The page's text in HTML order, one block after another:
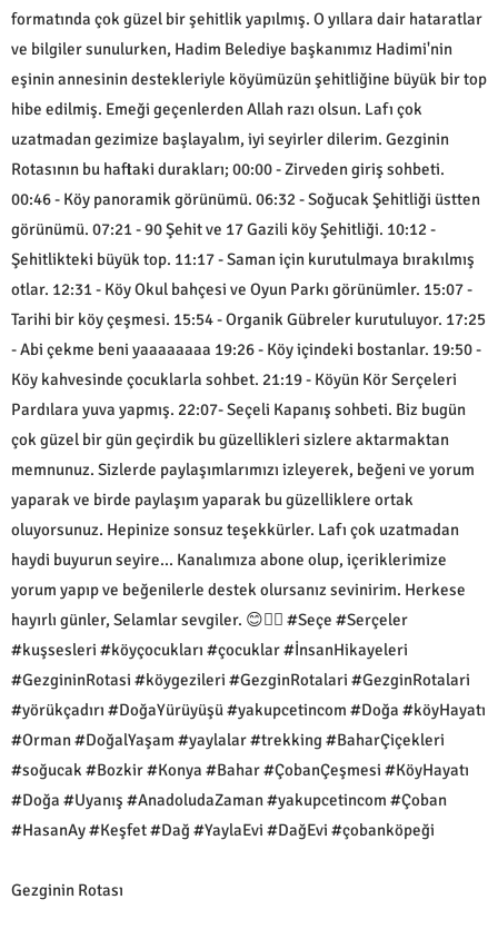
formatında çok güzel bir şehitlik yapılmış. O yıllara dair hataratlar
ve bilgiler sunulurken, Hadim Belediye başkanımız Hadimi'nin
eşinin annesinin destekleriyle köyümüzün şehitliğine büyük bir top
hibe edilmiş. Emeği geçenlerden Allah razı olsun. Lafı çok
uzatmadan gezimize başlayalım, iyi seyirler dilerim. Gezginin
Rotasının bu haftaki durakları; 00:00 - Zirveden giriş sohbeti.
00:46 - Köy panoramik görünümü. 06:32 - Soğucak Şehitliği üstten
görünümü. 07:21 - 90 Şehit ve 17 Gazili köy Şehitliği. 10:12 -
Şehitlikteki büyük top. 11:17 - Saman için kurutulmaya bırakılmış
otlar. 12:31 - Köy Okul bahçesi ve Oyun Parkı görünümler. 15:07 -
Tarihi bir köy çeşmesi. 15:54 - Organik Gübreler kurutuluyor. 17:25
- Abi çekme beni yaaaaaaaa 19:26 - Köy içindeki bostanlar. 19:50 -
Köy kahvesinde çocuklarla sohbet. 21:19 - Köyün Kör Serçeleri
Pardılara yuva yapmış. 22:07- Seçeli Kapanış sohbeti. Biz bugün
çok güzel bir gün geçirdik bu güzellikleri sizlere aktarmaktan
memnunuz. Sizlerde paylaşımlarımızı izleyerek, beğeni ve yorum
yaparak ve birde paylaşım yaparak bu güzelliklere ortak
oluyorsunuz. Hepinize sonsuz teşekkürler. Lafı çok uzatmadan
haydi buyurun seyire... Kanalımıza abone olup, içeriklerimize
yorum yapıp ve beğenilerle destek olursanız sevinirim. Herkese
hayırlı günler, Selamlar sevgiler. 😊🙋‍♂️ #Seçe #Serçeler
#kuşsesleri #köyçocukları #çocuklar #İnsanHikayeleri
#GezgininRotasi #köygezileri #GezginRotalari #GezginRotalari
#yörükçadırı #DoğaYürüyüşü #yakupcetincom #Doğa #köyHayatı
#Orman #DoğalYaşam #yaylalar #trekking #BaharÇiçekleri
#soğucak #Bozkir #Konya #Bahar #ÇobanÇeşmesi #KöyHayatı
#Doğa #Uyanış #AnadoludaZaman #yakupcetincom #Çoban
#HasanAy #Keşfet #Dağ #YaylaEvi #DağEvi #çobanköpeği
Gezginin Rotası